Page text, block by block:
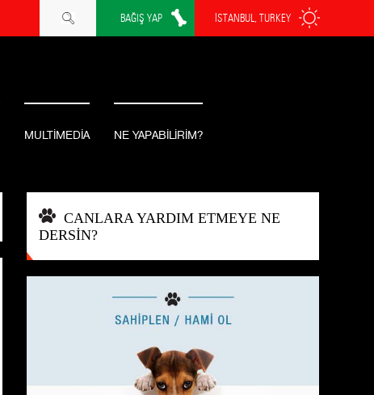
İSTANBUL, TURKEY
BAĞIŞ YAP
MULTİMEDİA NE YAPABİLİRİM?
CANLARA YARDIM ETMEYE NE
DERSİN?